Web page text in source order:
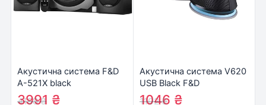
Акустична система F&D
A-521X black
4158₴
3991 ₴
Акустична система V620
USB Black F&D
1102₴
1046 ₴